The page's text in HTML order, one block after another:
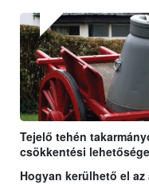
Tejelő tehén
csökkentési
Hogyan kerülhető el